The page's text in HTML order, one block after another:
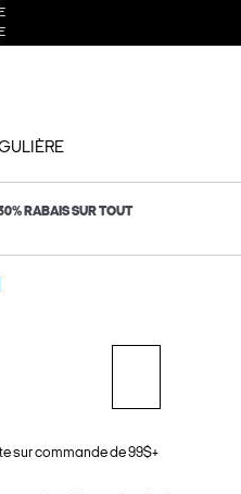
RABAIS SUR TOUT
sur commande de 99$+